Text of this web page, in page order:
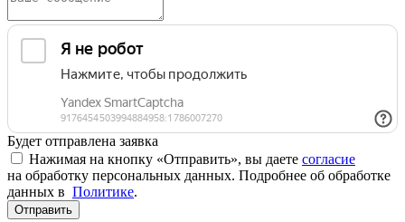
Будет отправлена заявка
Нажимая на кнопку «Отправить», вы даете согласие
на обработку персональных данных. Подробнее об обработке
данных в Политике.
Отправить